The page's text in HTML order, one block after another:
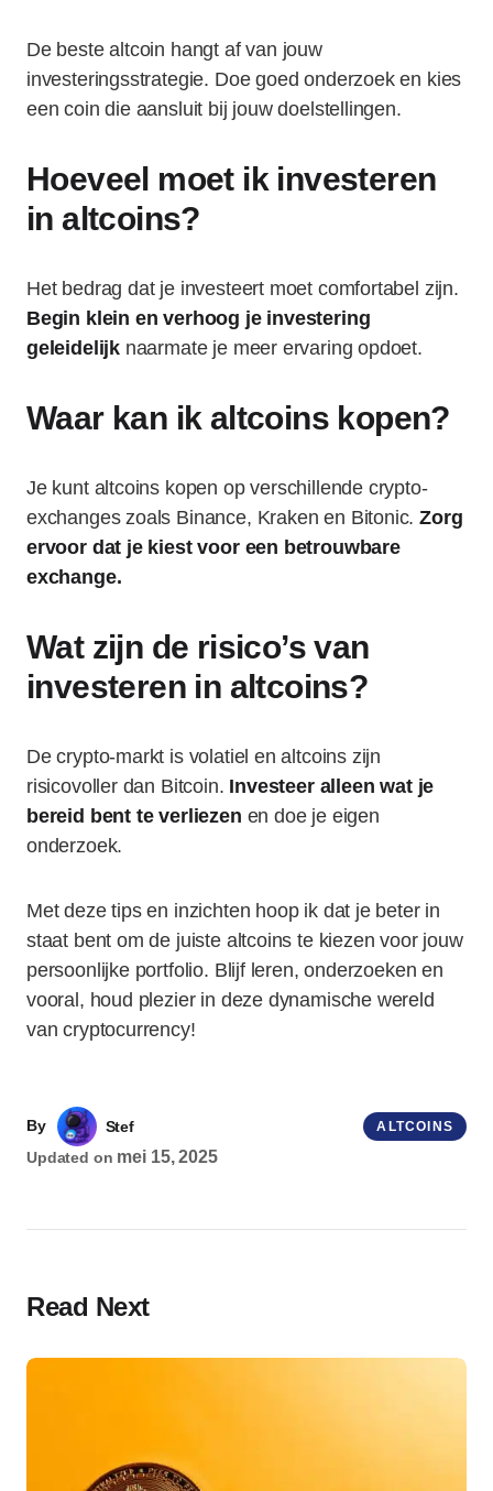
De beste altcoin hangt af van jouw
investeringsstrategie. Doe goed onderzoek en kies
een coin die aansluit bij jouw doelstellingen.
Hoeveel moet ik investeren
in altcoins?
Het bedrag dat je investeert moet comfortabel zijn.
Begin klein en verhoog je investering
geleidelijk naarmate je meer ervaring opdoet.
Waar kan ik altcoins kopen?
Je kunt altcoins kopen op verschillende crypto-
exchanges zoals Binance, Kraken en Bitonic.Zorg
ervoor dat je kiest voor een betrouwbare
exchange.
Wat zijn de risico’s van
investeren in altcoins?
De crypto-markt is volatiel en altcoins zijn
risicovoller dan Bitcoin. Investeer alleen wat je
bereid bent te verliezen en doe je eigen
onderzoek.
Met deze tips en inzichten hoop ik dat je beter in
staat bent om de juiste altcoins te kiezen voor jouw
persoonlijke portfolio. Blijf leren, onderzoeken en
vooral, houd plezier in deze dynamische wereld
van cryptocurrency!
By
Stef
Updated on mei 15, 2025
ALTCOINS
Read Next